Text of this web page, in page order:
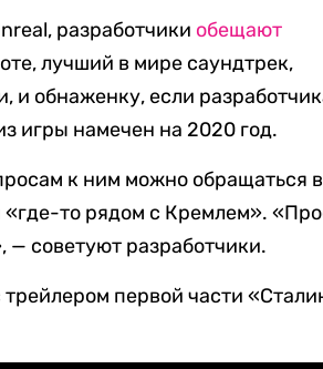
разработчики обещают
лучший в мире саундтрек,
и обнаженку, если
игры намечен на 2020 год.
к ним можно обращаться
то рядом с Кремлем».
— советуют разработчики.
первой части